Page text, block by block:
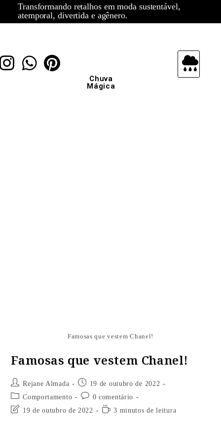
Transformando retalhos em moda sustentável,
atemporal, divertida e agênero.
Chuva
Mágica
Famosas que vestem Chanel!
Famosas que vestem Chanel!
Rejane Almada
19 de outubro de 2022
Comportamento
0 comentário
19 de outubro de 2022
3 minutos de leitura